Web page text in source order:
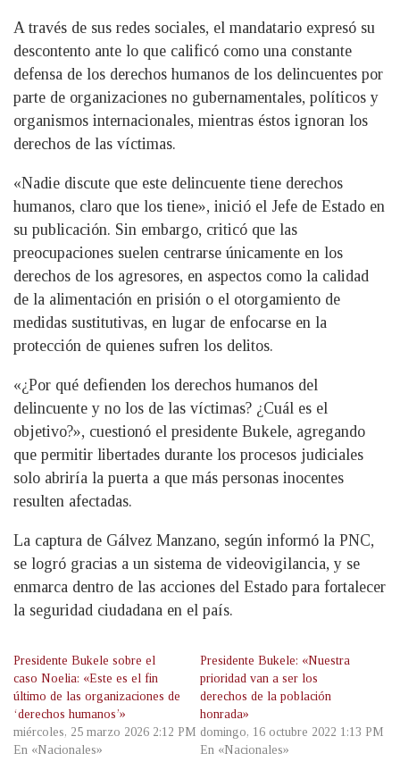
A través de sus redes sociales, el mandatario expresó su
descontento ante lo que calificó como una constante
defensa de los derechos humanos de los delincuentes por
parte de organizaciones no gubernamentales, políticos y
organismos internacionales, mientras éstos ignoran los
derechos de las víctimas.
«Nadie discute que este delincuente tiene derechos
humanos, claro que los tiene», inició el Jefe de Estado en
su publicación. Sin embargo, criticó que las
preocupaciones suelen centrarse únicamente en los
derechos de los agresores, en aspectos como la calidad
de la alimentación en prisión o el otorgamiento de
medidas sustitutivas, en lugar de enfocarse en la
protección de quienes sufren los delitos.
«¿Por qué defienden los derechos humanos del
delincuente y no los de las víctimas? ¿Cuál es el
objetivo?», cuestionó el presidente Bukele, agregando
que permitir libertades durante los procesos judiciales
solo abriría la puerta a que más personas inocentes
resulten afectadas.
La captura de Gálvez Manzano, según informó la PNC,
se logró gracias a un sistema de videovigilancia, y se
enmarca dentro de las acciones del Estado para fortalecer
la seguridad ciudadana en el país.
Presidente Bukele sobre el
caso Noelia: «Este es el fin
último de las organizaciones de
‘derechos humanos’»
miércoles, 25 marzo 2026 2:12 PM
En «Nacionales»
Presidente Bukele: «Nuestra
prioridad van a ser los
derechos de la población
honrada»
domingo, 16 octubre 2022 1:13 PM
En «Nacionales»